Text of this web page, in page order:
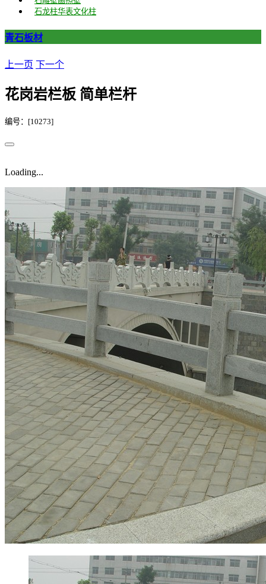
石龙柱华表文化柱
青石板材
上一页 下一个
花岗岩栏板 简单栏杆
编号：[10273]
Loading...